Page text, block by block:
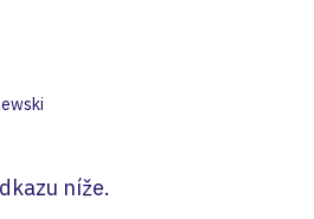
níže.